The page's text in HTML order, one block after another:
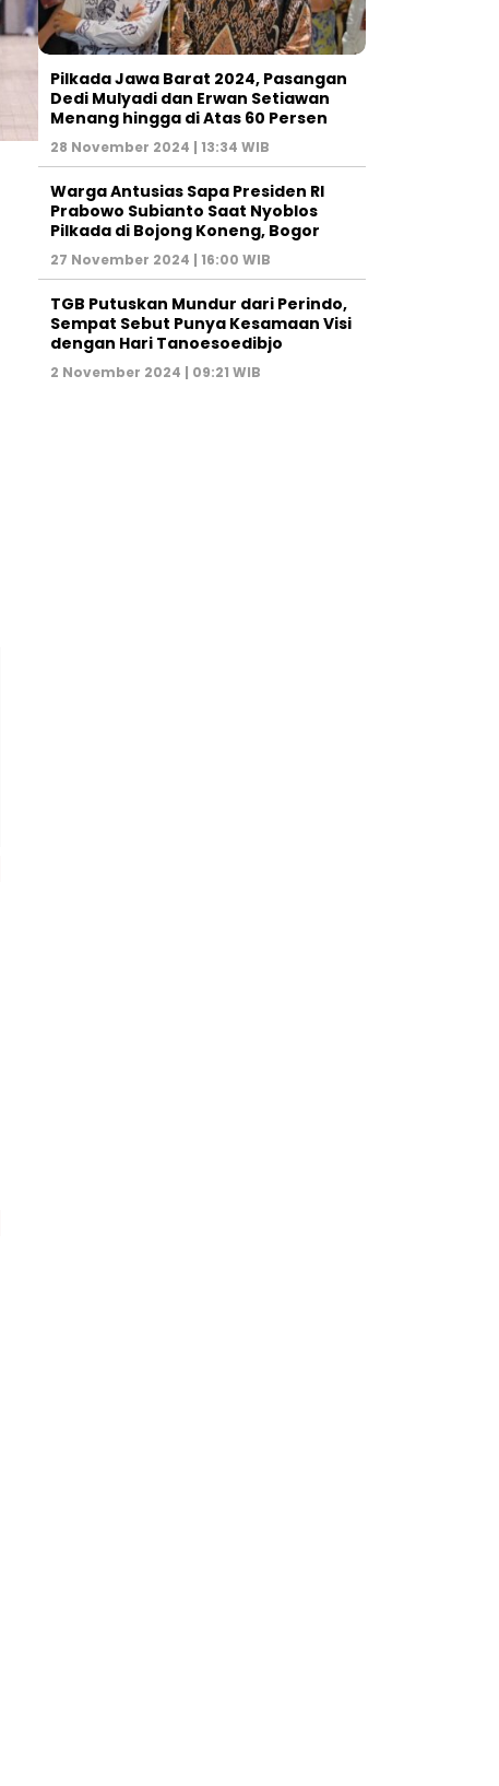
Pilkada Jawa Barat 2024, Pasangan
Dedi Mulyadi dan Erwan Setiawan
Menang hingga di Atas 60 Persen
28 November 2024 | 13:34 WIB
Warga Antusias Sapa Presiden RI
Prabowo Subianto Saat Nyoblos
Pilkada di Bojong Koneng, Bogor
27 November 2024 | 16:00 WIB
TGB Putuskan Mundur dari Perindo,
Sempat Sebut Punya Kesamaan Visi
dengan Hari Tanoesoedibjo
2 November 2024 | 09:21 WIB